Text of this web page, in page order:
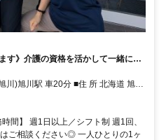
す》介護の資格を活かして一緒に働
20分 ■住 所 北海道 旭川
間】 週1日以上／シフト制 週1回、
ご相談ください◎ 一人ひとりの1ヶ